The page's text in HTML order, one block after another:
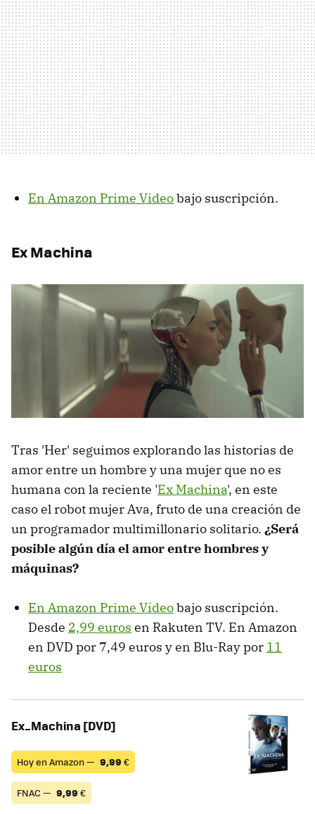
En Amazon Prime Videobajo suscripción.
Ex Machina
Tras 'Her' seguimos explorando las historias de
amor entre un hombre y una mujer que no es
humana con la reciente 'Ex Machina', en este
caso el robot mujer Ava, fruto de una creación de
un programador multimillonario solitario. ¿Será
posible algún día el amor entre hombres y
máquinas?
En Amazon Prime Vídeobajo suscripción.
Desde 2,99 euros en Rakuten TV. En Amazon
en DVD por 7,49 euros y en Blu-Ray por 11
euros
Ex_Machina [DVD]
Hoy en Amazon — 9,99 €
FNAC — 9,99 €